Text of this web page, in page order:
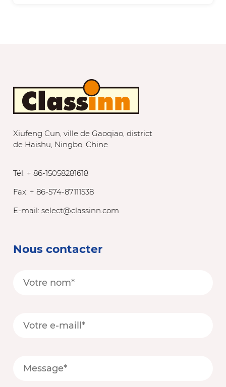
Xiufeng Cun, ville de Gaoqiao, district
de Haishu, Ningbo, Chine
Tél: + 86-15058281618
Fax: + 86-574-87111538
E-mail:select@classinn.com
Nous contacter